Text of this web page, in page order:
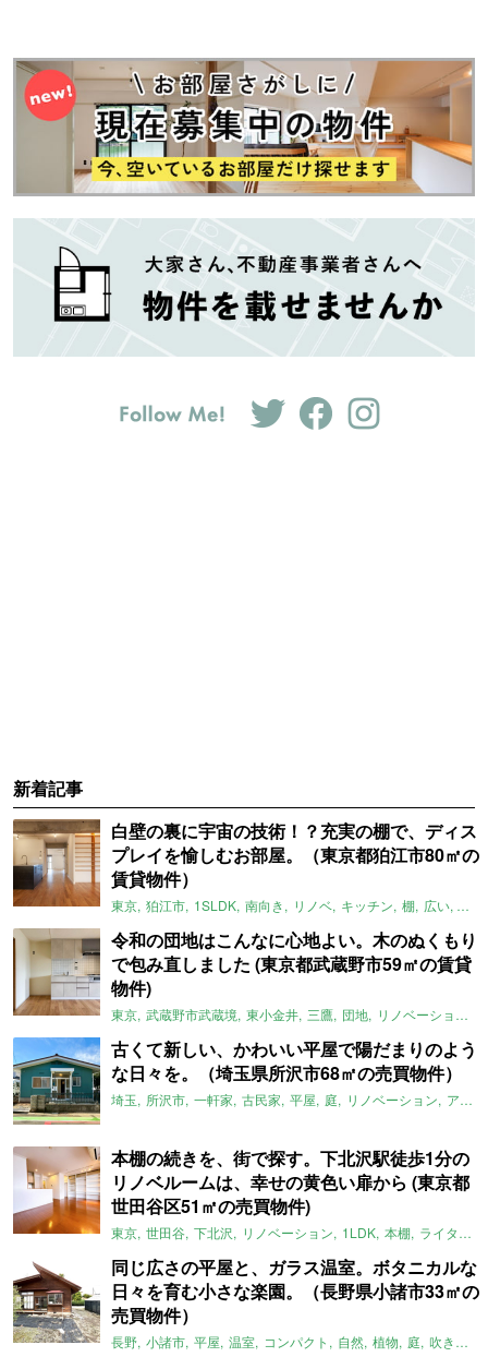
新着記事
白壁の裏に宇宙の技術！？充実の棚で、ディス
プレイを愉しむお部屋。（東京都狛江市80㎡の
賃貸物件）
東京 狛江市 1SLDK 南向き リノベ キッチン 棚 広い ガイ
令和の団地はこんなに心地よい。木のぬくもり
で包み直しました (東京都武蔵野市59㎡の賃貸
物件)
東京 武蔵野市武蔵境 東小金井 三鷹 団地 リノベーション
古くて新しい、かわいい平屋で陽だまりのよう
な日々を。（埼玉県所沢市68㎡の売買物件）
埼玉 所沢市 一軒家 古民家 平屋 庭 リノベーション アメリカンハウス
本棚の続きを、街で探す。下北沢駅徒歩1分の
リノベルームは、幸せの黄色い扉から (東京都
世田谷区51㎡の売買物件)
東京 世田谷 下北沢 リノベーション 1LDK 本棚 ライター：ほしりょうこ
同じ広さの平屋と、ガラス温室。ボタニカルな
日々を育む小さな楽園。（長野県小諸市33㎡の
売買物件）
長野 小諸市 平屋 温室 コンパクト 自然 植物 庭 吹き抜け